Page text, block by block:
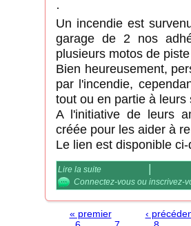
·
Un incendie est
garage de 2 nos
plusieurs motos de
Bien heureusement,
par l'incendie,
tout ou en partie à
A l'initiative de leurs
créée pour les aider à
Le lien est disponible
Lire la suite
Connectez-vous ou inscrivez-
Pages« premier
‹